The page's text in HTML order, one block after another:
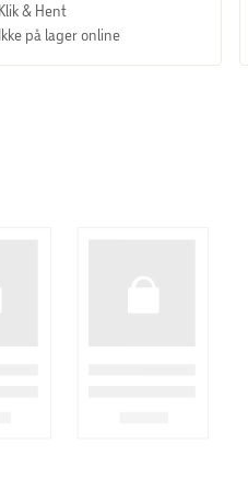
Klik & Hent
Ikke på lager online